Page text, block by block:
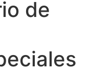
de